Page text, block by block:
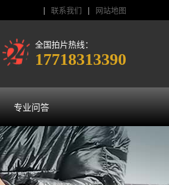
| 联系我们 | 网站地图
全国拍片热线：
17718313390
专业问答